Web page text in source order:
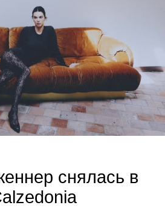
снялась в